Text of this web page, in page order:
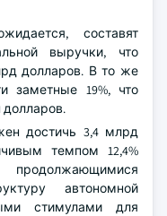
составят
выручки, что
долларов. В то же
заметные 19%, что
долларов.
достичь 3,4 млрд
темпом 12,4%
автономной
стимулами для